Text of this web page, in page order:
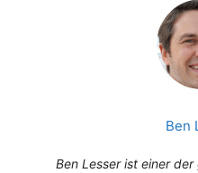
Ben
Ben Lesser ist einer